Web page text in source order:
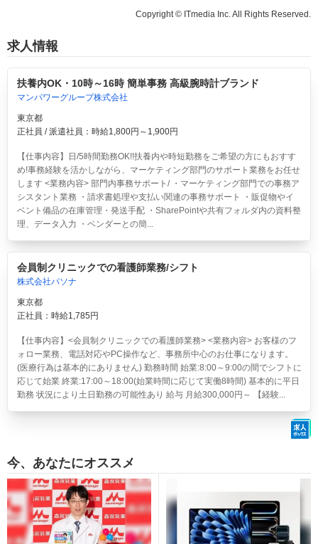
Copyright © ITmedia Inc. All Rights Reserved.
求人情報
扶養内OK・10時～16時 簡単事務 高級腕時計ブランド
マンパワーグループ株式会社
東京都
正社員 / 派遣社員：時給1,800円～1,900円
【仕事内容】日/5時間勤務OK!!扶養内や時短勤務をご希望の方にもおすす
め!事務経験を活かしながら、マーケティング部門のサポート業務をお任せ
します <業務内容> 部門内事務サポート/ ・マーケティング部門での事務ア
シスタント業務 ・請求書処理や支払い関連の事務サポート ・販促物やイ
ベント備品の在庫管理・発送手配 ・SharePointや共有フォルダ内の資料整
理、データ入力 ・ベンダーとの簡...
会員制クリニックでの看護師業務/シフト
株式会社パソナ
東京都
正社員：時給1,785円
【仕事内容】<会員制クリニックでの看護師業務> <業務内容> お客様のフ
ォロー業務、電話対応やPC操作など、事務所中心のお仕事になります。
(医療行為は基本的にありません) 勤務時間 始業:8:00～9:00の間でシフトに
応じて始業 終業:17:00～18:00(始業時間に応じて実働8時間) 基本的に平日
勤務 状況により土日勤務の可能性あり 給与 月給300,000円～ 【経験...
今、あなたにオススメ